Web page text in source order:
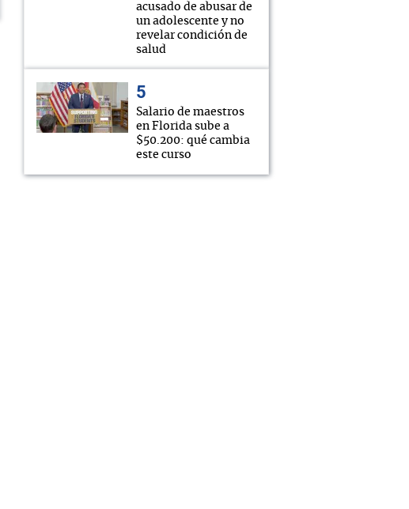
acusado de abusar de
un adolescente y no
revelar condición de
salud
Salario de maestros
en Florida sube a
$50.200: qué cambia
este curso